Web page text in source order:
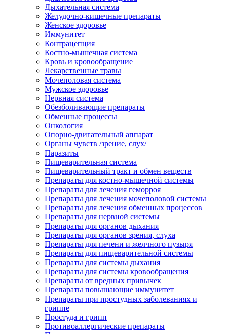
Дыхательная система
Желудочно-кишечные препараты
Женское здоровье
Иммунитет
Контрацепция
Костно-мышечная система
Кровь и кровообращение
Лекарственные травы
Мочеполовая система
Мужское здоровье
Нервная система
Обезболивающие препараты
Обменные процессы
Онкология
Опорно-двигательный аппарат
Органы чувств /зрение, слух/
Паразиты
Пищеварительная система
Пищеварительный тракт и обмен веществ
Препараты для костно-мышечной системы
Препараты для лечения геморроя
Препараты для лечения мочеполовой системы
Препараты для лечения обменных процессов
Препараты для нервной системы
Препараты для органов дыхания
Препараты для органов зрения, слуха
Препараты для печени и желчного пузыря
Препараты для пищеварительной системы
Препараты для системы дыхания
Препараты для системы кровообращения
Препараты от вредных привычек
Препараты повышающие иммунитет
Препараты при простудных заболеваниях и
гриппе
Простуда и грипп
Противоаллергические препараты